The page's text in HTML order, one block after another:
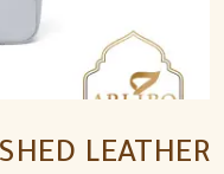
LEATHER